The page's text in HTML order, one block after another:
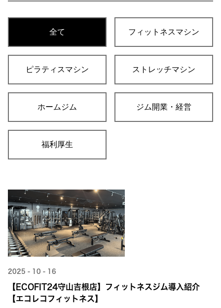
全て フィットネスマシン
ピラティスマシン ストレッチマシン
ホームジム ジム開業・経営
福利厚生
2025 - 10 - 16
【ECOFIT24守山吉根店】フィットネスジム導入紹介
【エコレコフィットネス】